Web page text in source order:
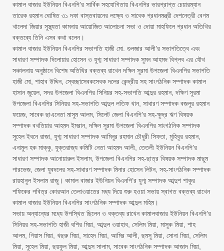
কামাল বাজার ইউনিয়ন বিএনপি’র সার্বিক সহযোগিতায় বিএনপির ভারপ্রাপ্ত চেয়ারম্যান
তারেক রহমান ঘোষিত ৩১ দফা বাস্তবায়নের লক্ষ্যে ও সাবেক প্রধানমন্ত্রী দেশনেত্রী বেগম
খালেদা জিয়ার সুস্থ্যতা কামনায় আয়োজিত আলোচনা সভা ও দোয়া মাহফিলে প্রধান অতিথির
বক্তব্যে তিনি এসব কথা বলেন।
কামাল বাজার ইউনিয়ন বিএনপির সভাপতি হাজী মো. গুলজার আলী’র সভাপতিত্বে এবং
সাধারণ সম্পাদক দিলোয়ার হোসেন ও যুগ্ম সাধারণ সম্পাদক সুমন আহমদ বিপ্লব এর যৌথ
সঞ্চালনায় অনুষ্ঠানে বিশেষ অতিথির বক্তব্য রাখেন দক্ষিন সুরমা উপজেলা বিএনপির সভাপতি
হাজী মো, শাহাব উদ্দিন, স্বেচ্ছাসেবকসেবক দলের কেন্দ্রীয় সহ সাংগঠনিক সম্পাদক কামাল
হাসান জুয়েল, সদর উপজেলা বিএনপির সিনিয়র সহ-সভাপতি আব্দুর রহমান, দক্ষিণ সুরমা
উপজেলা বিএনপির সিনিয়র সহ-সভাপতি আব্দুল লতিফ খান, সাধারণ সম্পাদক বজলুর রহমান
ফয়েজ, সাবেক ছাএনেতা মাসুম আলম, সিলেট জেলা বিএনপি’র সহ-ক্ষুদ্র ঋণ বিষয়ক
সম্পাদক বখতিয়ার আহমদ ইমরান, দক্ষিন সুরমা উপজেলা বিএনপির সাংগঠনিক সম্পাদক
সুহেল ইবনে রাজা, যুগ্ম সাধারণ সম্পাদক আমিনুর রহমান চৌধুরী সিফতা, মুহিবুর রহমান,
এনামুল হক মাক্কু, যুক্তরাজ্য কমিটি নেতা আহমদ আলী, তেতলী ইউনিয়ন বিএনপি’র
সাধারণ সম্পাদক আনোয়ারুল ইসলাম, উপজেলা বিএনপির সহ-ছাত্র বিষয়ক সম্পাদক মাছুম
পারভেজ, জেলা যুবদলের সহ-সাধারণ সম্পাদক মিনার হোসেন লিটন, সহ-সাংগঠনিক সম্পাদক
রায়হানুল ইসলাম রাজু। কামাল বাজার ইউনিয়ন বিএনপি’র যুগ্ম সম্পাদক আব্দুশ শাকুর
শফিকের পবিত্র কোরআন তেলাওয়াতের মধ্য দিয়ে শুরু হওয়া সভায় স্বাগত বক্তব্য রাখেন
কামাল বাজার ইউনিয়ন বিএনপির সাংগঠনিক সম্পাদক আব্দুল মহিম।
সভায় অন্যান্যের মধ্যে উপস্থিত ছিলেন ও বক্তব্য রাখেন কামালবাজার ইউনিয়ন বিএনপি’র
সিনিয়র সহ-সভাপতি হাজী বশির মিয়া, আব্দুল ওয়াহাব, সেলিম মিয়া, মাসুক মিয়া, শাহ
আলম, গিয়াস মিয়া, খছরু মিয়া, সাহেদ মিয়া, আমির আলী, ছমসু মিয়া, সোনা মিয়া, সেলিম
মিয়া, সুহেল মিয়া, ছয়ফুল মিয়া, আব্দুস সালাম, সাবেক সাংগঠনিক সম্পাদক আজাদ মিয়া,